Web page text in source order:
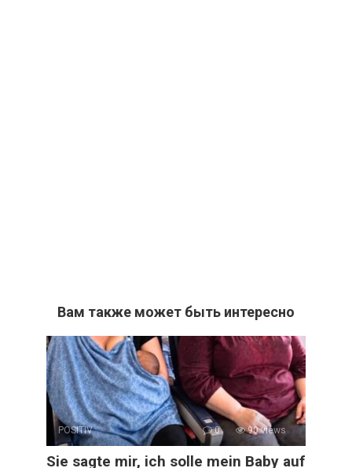
Вам также может быть интересно
POSITIV 0 90 views
Sie sagte mir, ich solle mein Baby auf